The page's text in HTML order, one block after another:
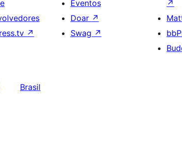
↗
Eventos
Doar ↗
Swag ↗
↗
Brasil